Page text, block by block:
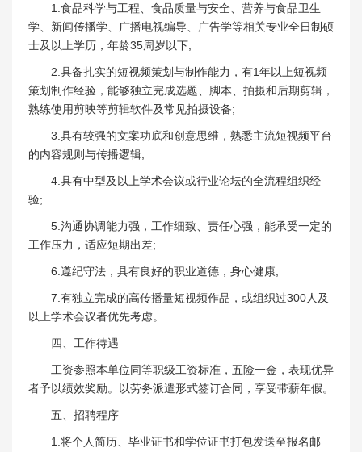
1.食品科学与工程、食品质量与安全、营养与食品卫生
学、新闻传播学、广播电视编导、广告学等相关专业全日制硕
士及以上学历，年龄35周岁以下;
2.具备扎实的短视频策划与制作能力，有1年以上短视频
策划制作经验，能够独立完成选题、脚本、拍摄和后期剪辑，
熟练使用剪映等剪辑软件及常见拍摄设备;
3.具有较强的文案功底和创意思维，熟悉主流短视频平台
的内容规则与传播逻辑;
4.具有中型及以上学术会议或行业论坛的全流程组织经
验;
5.沟通协调能力强，工作细致、责任心强，能承受一定的
工作压力，适应短期出差;
6.遵纪守法，具有良好的职业道德，身心健康;
7.有独立完成的高传播量短视频作品，或组织过300人及
以上学术会议者优先考虑。
四、工作待遇
工资参照本单位同等职级工资标准，五险一金，表现优异
者予以绩效奖励。以劳务派遣形式签订合同，享受带薪年假。
五、招聘程序
1.将个人简历、毕业证书和学位证书打包发送至报名邮